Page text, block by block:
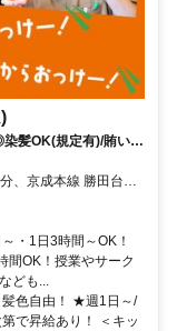
髪OK(規定有)/賄いア
、京成本線 勝田台A1
田台駅,東葉勝田台駅
・1日3時間～OK！
OK！授業やサーク
ども...
色自由！ ★週1日～/
で昇給あり！ ＜キッ